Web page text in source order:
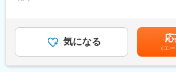
・東証プライム上場、県内外100店舗を超
・岩手県のリーディングバンクである岩
展に貢献する」「健全経営に徹する」と
としてもコンプライアンスの強化は経営
会社全体から見ても重要なポジションと
る可能性があります。月給(月額)は固定手
気になる
（エ